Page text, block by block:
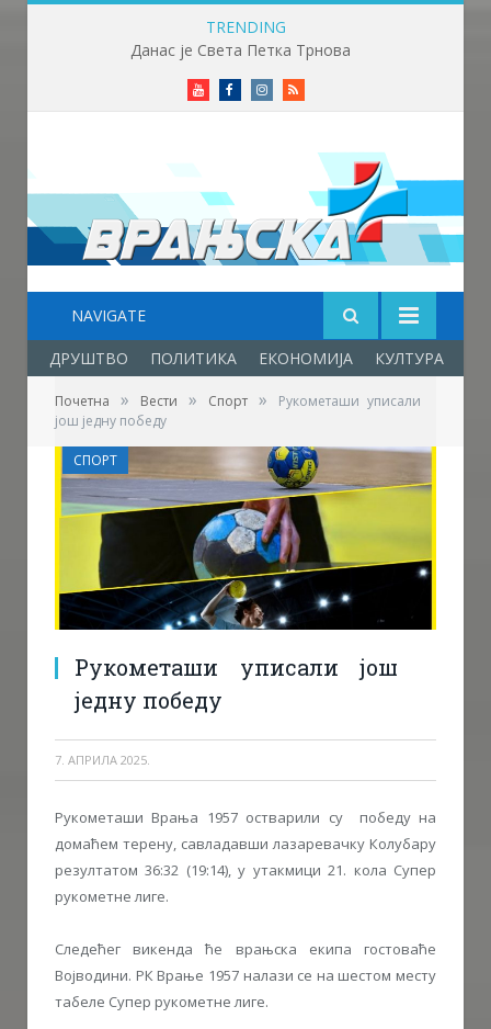
TRENDING
Данас је Света Петка Трнова
YoutubeFacebookInstagram
RSS
NAVIGATE
ДРУШТВО ПОЛИТИКА ЕКОНОМИЈА КУЛТУРА
Почетна » Вести » Спорт »
Рукометаши уписали
још једну победу
Рукометаши уписали још
једну победу
7. АПРИЛА 2025.
СПОРТ
Рукометаши Врања 1957 остварили су победу на
домаћем терену, савладавши лазаревачку Колубару
резултатом 36:32 (19:14), у утакмици 21. кола Супер
рукометне лиге.
Следећег викенда ће врањска екипа гостоваће
Војводини. РК Врање 1957 налази се на шестом месту
табеле Супер рукометне лиге.